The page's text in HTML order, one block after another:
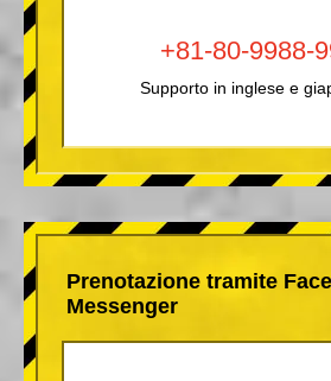
+81-80-9988-
Supporto in inglese e
Prenotazione tramite
Messenger